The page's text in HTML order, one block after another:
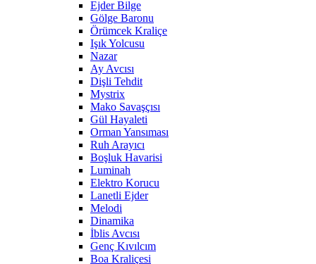
Ejder Bilge
Gölge Baronu
Örümcek Kraliçe
Işık Yolcusu
Nazar
Ay Avcısı
Dişli Tehdit
Mystrix
Mako Savaşçısı
Gül Hayaleti
Orman Yansıması
Ruh Arayıcı
Boşluk Havarisi
Luminah
Elektro Korucu
Lanetli Ejder
Melodi
Dinamika
İblis Avcısı
Genç Kıvılcım
Boa Kraliçesi